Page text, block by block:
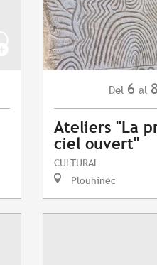
Del 6 al 8
Ateliers "La
ciel ouvert"
CULTURAL
Plouhinec